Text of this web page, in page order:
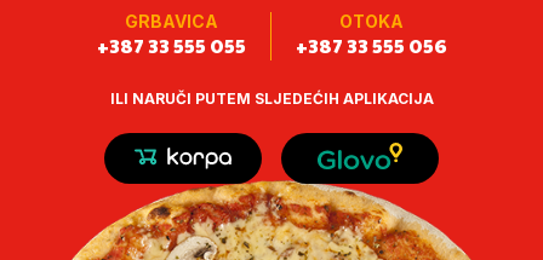
GRBAVICA
+387 33 555 055
OTOKA
+387 33 555 056
ILI NARUČI PUTEM SLJEDEĆIH APLIKACIJA